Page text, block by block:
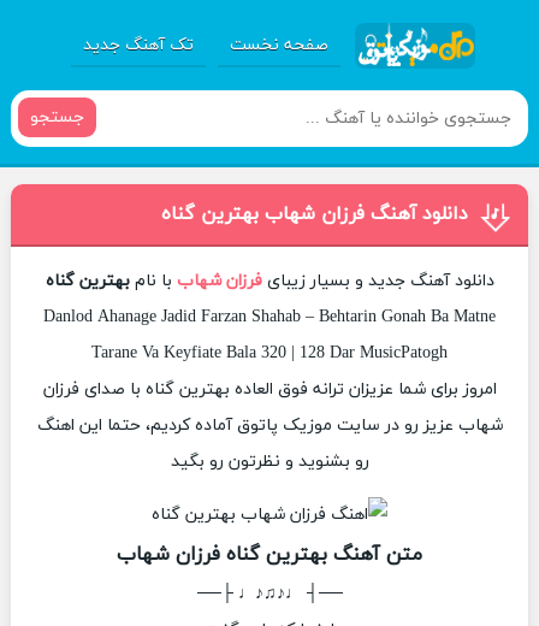
صفحه نخست تک آهنگ جدید
جستجو
دانلود آهنگ فرزان شهاب بهترین گناه
دانلود آهنگ جدید و بسیار زیبایفرزان شهاب با نامبهترین گناه
Danlod Ahanage Jadid Farzan Shahab – Behtarin Gonah Ba Matne
Tarane Va Keyfiate Bala 320 | 128 Dar MusicPatogh
امروز برای شما عزیزان ترانه فوق العاده بهترین گناه با صدای فرزان
شهاب عزیز رو در سایت موزیک پاتوق آماده کردیم، حتما این اهنگ
رو بشنوید و نظرتون رو بگید
متن آهنگ بهترین گناه فرزان شهاب
──┤ ♩♪♫♪♩ ├──